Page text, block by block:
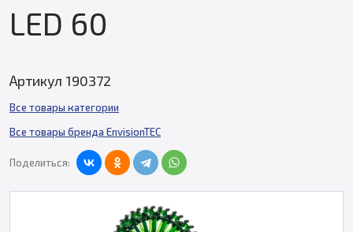
LED 60
Артикул 190372
Все товары категории
Все товары бренда EnvisionTEC
Поделиться: